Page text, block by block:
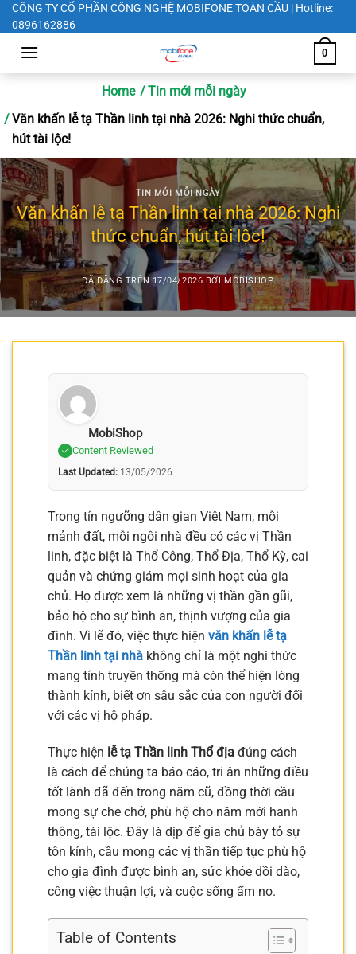
Chuyển
đến
CÔNG TY CỔ PHẦN CÔNG NGHỆ MOBIFONE TOÀN CẦU | Hotline:
0896162886
0
Home
Tin mới mỗi ngày
Văn khấn lễ tạ Thần linh tại nhà 2026: Nghi thức chuẩn,
hút tài lộc!
TIN MỚI MỖI NGÀY
Văn khấn lễ tạ Thần linh tại nhà 2026: Nghi
thức chuẩn, hút tài lộc!
ĐÃ ĐĂNG TRÊN 17/04/2026 BỞI MOBISHOP
MobiShop
Content Reviewed
Last Updated: 13/05/2026
Trong tín ngưỡng dân gian Việt Nam, mỗi
mảnh đất, mỗi ngôi nhà đều có các vị Thần
linh, đặc biệt là Thổ Công, Thổ Địa, Thổ Kỳ, cai
quản và chứng giám mọi sinh hoạt của gia
chủ. Họ được xem là những vị thần gần gũi,
bảo hộ cho sự bình an, thịnh vượng của gia
đình. Vì lẽ đó, việc thực hiện văn khấn lễ tạ
Thần linh tại nhà không chỉ là một nghi thức
mang tính truyền thống mà còn thể hiện lòng
thành kính, biết ơn sâu sắc của con người đối
với các vị hộ pháp.
Thực hiện lễ tạ Thần linh Thổ địa đúng cách
là cách để chúng ta báo cáo, tri ân những điều
tốt lành đã đến trong năm cũ, đồng thời cầu
mong sự che chở, phù hộ cho năm mới hanh
thông, tài lộc. Đây là dịp để gia chủ bày tỏ sự
tôn kính, cầu mong các vị thần tiếp tục phù hộ
cho gia đình được bình an, sức khỏe dồi dào,
công việc thuận lợi, và cuộc sống ấm no.
Table of Contents